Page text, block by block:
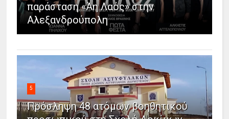
παράσταση «Άη Λαός» στην
Αλεξανδρούπολη
5
Πρόσληψη 48 ατόμων βοηθητικού